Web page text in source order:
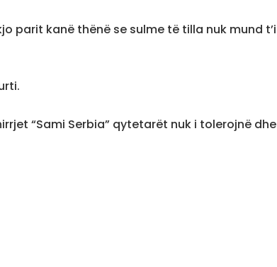
parit kanë thënë se sulme të tilla nuk mund t’i
“Sami Serbia” qytetarët nuk i tolerojnë dhe